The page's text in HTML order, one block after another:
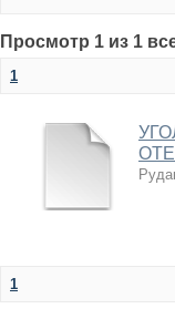
Просмотр 1 из 1
1
1